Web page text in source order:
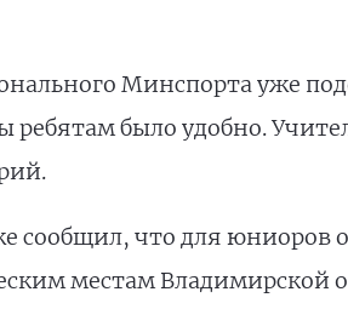
Минспорта уже
ребятам было удобно.
сообщил, что для юниоров
местам Владимирской